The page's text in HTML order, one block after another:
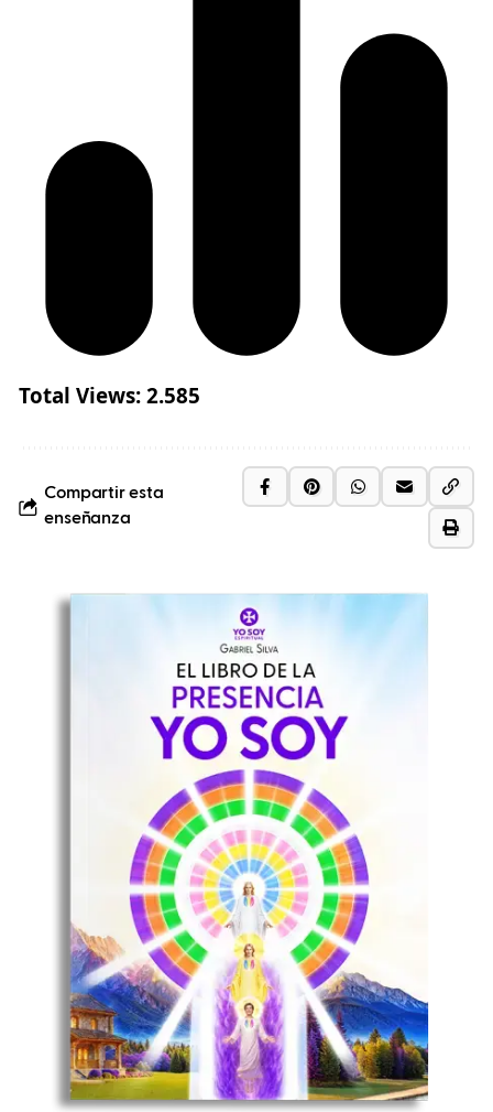
Total Views:2.585
Compartir esta
enseñanza